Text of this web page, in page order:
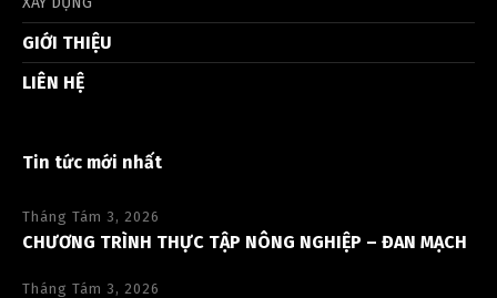
GIỚI THIỆU
LIÊN HỆ
Tin tức mới nhất
Tháng Tám 3, 2026
CHƯƠNG TRÌNH THỰC TẬP NÔNG NGHIỆP – ĐAN MẠCH
Tháng Tám 3, 2026